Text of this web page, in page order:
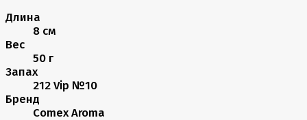
Длина
8 см
Вес
50 г
Запах
212 Vip №10
Бренд
Comex Aroma